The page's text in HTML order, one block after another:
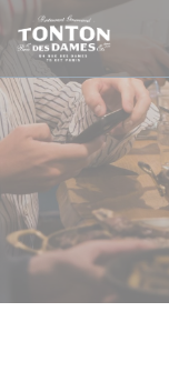
Панель управления cookies